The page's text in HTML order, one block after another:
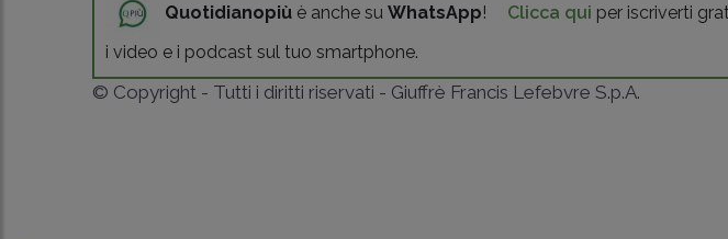
Quotidianopiù è anche suWhatsApp! Clicca qui per iscriverti
i video e i podcast sul tuo smartphone.
© Copyright - Tutti i diritti riservati - Giuffrè Francis Lefebvre S.p.A.